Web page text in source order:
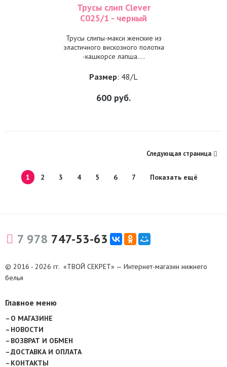
Трусы слип Clever
С025/1 - черный
Трусы слипы-макси женские из
эластичного вискозного полотна
-кашкорсе лапша....
Размер: 48/L
600 руб.
1 2 3 4 5 6 7 Показать ещё
Следующая страница
7 978 747-53-63
© 2016 - 2026 гг. «ТВОЙ СЕКРЕТ» — Интернет-магазин нижнего
белья
Главное меню
О МАГАЗИНЕ
НОВОСТИ
ВОЗВРАТ И ОБМЕН
ДОСТАВКА И ОПЛАТА
КОНТАКТЫ